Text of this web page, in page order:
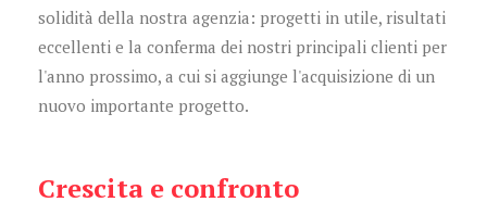
solidità della nostra agenzia: progetti in utile, risultati
eccellenti e la conferma dei nostri principali clienti per
l'anno prossimo, a cui si aggiunge l'acquisizione di un
nuovo importante progetto.
Crescita e confronto